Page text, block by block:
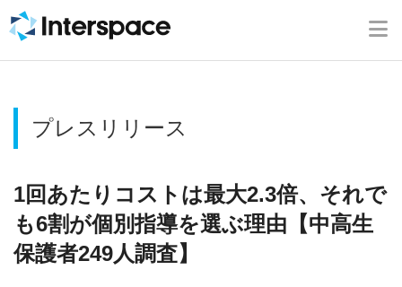
ホーム
事業内容
ニュース
IR情報
プレスリリース
1回あたりコストは最大2.3倍、それで
も6割が個別指導を選ぶ理由【中高生
保護者249人調査】